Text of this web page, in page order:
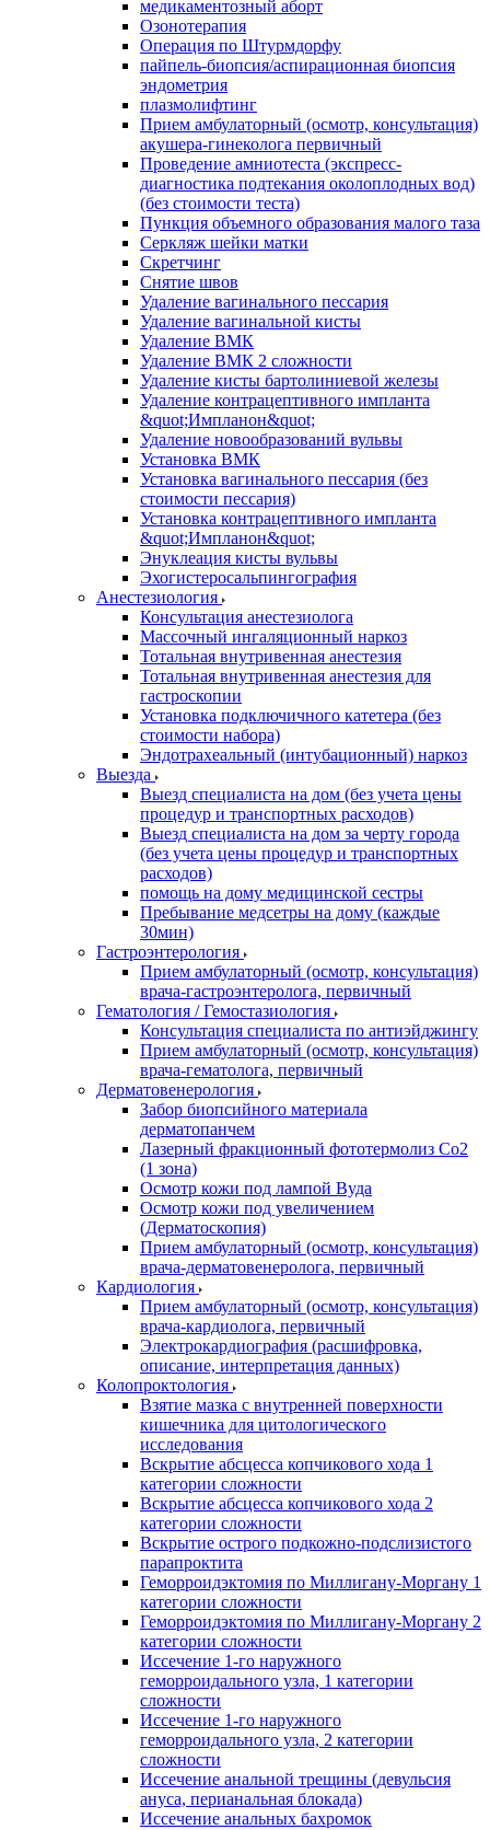
медикаментозный аборт
Озонотерапия
Операция по Штурмдорфу
пайпель-биопсия/аспирационная биопсия
эндометрия
плазмолифтинг
Прием амбулаторный (осмотр, консультация)
акушера-гинеколога первичный
Проведение амниотеста (экспресс-
диагностика подтекания околоплодных вод)
(без стоимости теста)
Пункция объемного образования малого таза
Серкляж шейки матки
Скретчинг
Снятие швов
Удаление вагинального пессария
Удаление вагинальной кисты
Удаление ВМК
Удаление ВМК 2 сложности
Удаление кисты бартолиниевой железы
Удаление контрацептивного импланта
&quot;Импланон&quot;
Удаление новообразований вульвы
Установка ВМК
Установка вагинального пессария (без
стоимости пессария)
Установка контрацептивного импланта
&quot;Импланон&quot;
Энуклеация кисты вульвы
Эхогистеросальпингография
Анестезиология
Консультация анестезиолога
Массочный ингаляционный наркоз
Тотальная внутривенная анестезия
Тотальная внутривенная анестезия для
гастроскопии
Установка подключичного катетера (без
стоимости набора)
Эндотрахеальный (интубационный) наркоз
Выезда
Выезд специалиста на дом (без учета цены
процедур и транспортных расходов)
Выезд специалиста на дом за черту города
(без учета цены процедур и транспортных
расходов)
помощь на дому медицинской сестры
Пребывание медсетры на дому (каждые
30мин)
Гастроэнтерология
Прием амбулаторный (осмотр, консультация)
врача-гастроэнтеролога, первичный
Гематология / Гемостазиология
Консультация специалиста по антиэйджингу
Прием амбулаторный (осмотр, консультация)
врача-гематолога, первичный
Дерматовенерология
Забор биопсийного материала
дерматопанчем
Лазерный фракционный фототермолиз Со2
(1 зона)
Осмотр кожи под лампой Вуда
Осмотр кожи под увеличением
(Дерматоскопия)
Прием амбулаторный (осмотр, консультация)
врача-дерматовенеролога, первичный
Кардиология
Прием амбулаторный (осмотр, консультация)
врача-кардиолога, первичный
Электрокардиография (расшифровка,
описание, интерпретация данных)
Колопроктология
Взятие мазка с внутренней поверхности
кишечника для цитологического
исследования
Вскрытие абсцесса копчикового хода 1
категории сложности
Вскрытие абсцесса копчикового хода 2
категории сложности
Вскрытие острого подкожно-подслизистого
парапроктита
Геморроидэктомия по Миллигану-Моргану 1
категории сложности
Геморроидэктомия по Миллигану-Моргану 2
категории сложности
Иссечение 1-го наружного
геморроидального узла, 1 категории
сложности
Иссечение 1-го наружного
геморроидального узла, 2 категории
сложности
Иссечение анальной трещины (девульсия
ануса, перианальная блокада)
Иссечение анальных бахромок